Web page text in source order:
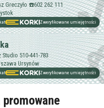
Greczyło ☎️602 262 111
Zweryfikowane umiejętności
Studio 510-441-783
Ursynów
Zweryfikowane umiejętności
promowane